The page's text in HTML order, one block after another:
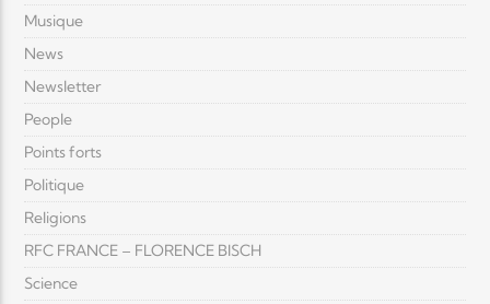
Musique
News
Newsletter
People
Points forts
Politique
Religions
RFC FRANCE – FLORENCE BISCH
Science